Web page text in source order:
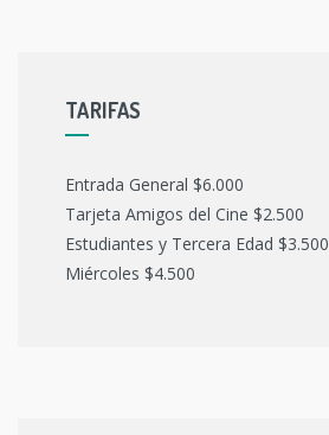
TARIFAS
Entrada General $6.000
Tarjeta Amigos del Cine $2.500
Estudiantes y Tercera Edad $3.500
Miércoles $4.500